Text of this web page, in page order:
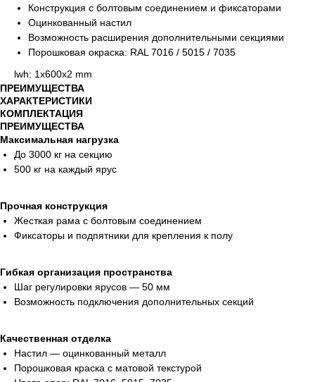
Конструкция с болтовым соединением и фиксаторами
Оцинкованный настил
Возможность расширения дополнительными секциями
Порошковая окраска: RAL 7016 / 5015 / 7035
lwh: 1x600x2 mm
ПРЕИМУЩЕСТВА
ХАРАКТЕРИСТИКИ
КОМПЛЕКТАЦИЯ
ПРЕИМУЩЕСТВА
Максимальная нагрузка
До 3000 кг на секцию
500 кг на каждый ярус
Прочная конструкция
Жесткая рама с болтовым соединением
Фиксаторы и подпятники для крепления к полу
Гибкая организация пространства
Шаг регулировки ярусов — 50 мм
Возможность подключения дополнительных секций
Качественная отделка
Настил — оцинкованный металл
Порошковая краска с матовой текстурой